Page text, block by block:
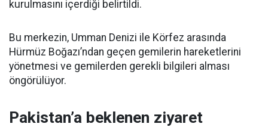
kurulmasını içerdiği belirtildi.
Bu merkezin, Umman Denizi ile Körfez arasında
Hürmüz Boğazı’ndan geçen gemilerin hareketlerini
yönetmesi ve gemilerden gerekli bilgileri alması
öngörülüyor.
Pakistan’a beklenen ziyaret